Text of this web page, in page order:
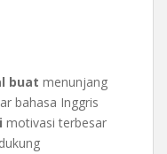
buat menunjang
bahasa Inggris
motivasi terbesar